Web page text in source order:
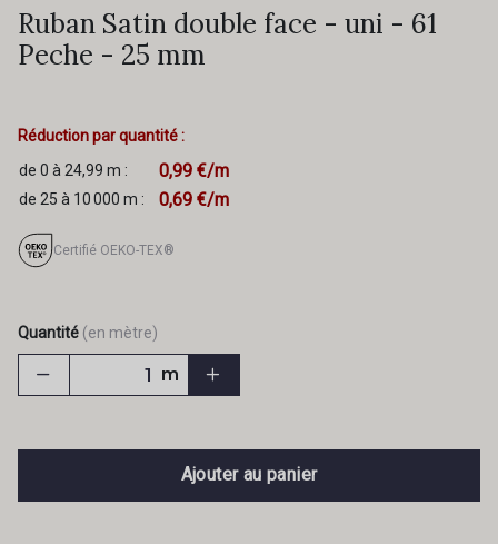
Ruban Satin double face - uni - 61
Peche - 25 mm
Réduction par quantité :
de 0 à 24,99 m :
0,99 €/m
de 25 à 10 000 m : 0,69 €/m
Certifié OEKO-TEX®
Quantité (en mètre)
m
Ajouter au panier